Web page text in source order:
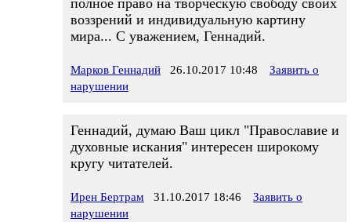
полное право на творческую свободу своих
воззрений и индивидуальную картину
мира... С уважением, Геннадий.
Марков Геннадий 26.10.2017 10:48
Заявить о
нарушении
Геннадий, думаю Ваш цикл "Православие и
духовные искания" интересен широкому
кругу читателей.
Ирен Бертрам 31.10.2017 18:46
Заявить о
нарушении